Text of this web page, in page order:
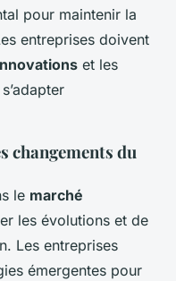
pour maintenir la
entreprises doivent
et les
changements du
le marché
les évolutions et de
Les entreprises
émergentes pour